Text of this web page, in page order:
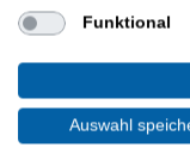
ist mit dem
Funktional
Auswahl